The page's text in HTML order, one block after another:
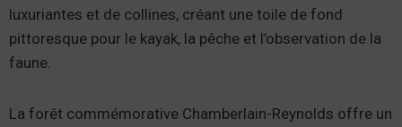
luxuriantes et de collines, créant une toile de fond
pittoresque pour le kayak, la pêche et l’observation de la
faune.
La forêt commémorative Chamberlain-Reynolds offre un